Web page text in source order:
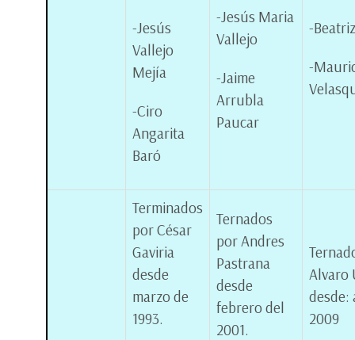
-Jesús
Vallejo
Mejía
-Ciro
Angarita
Baró
-Jesús Maria
Vallejo
-Jaime
Arrubla
Paucar
-
-
Terminados
por César
Gaviria
desde
marzo de
1993.
Ternados
por Andres
Pastrana
desde
febrero del
2001.
Alvaro
desde:
2009